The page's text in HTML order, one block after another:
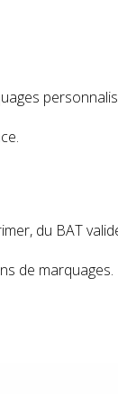
du BAT
de marquages.